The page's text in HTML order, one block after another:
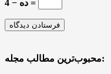
ده − 4 =
محبوب‌ترین مطالب مجله: